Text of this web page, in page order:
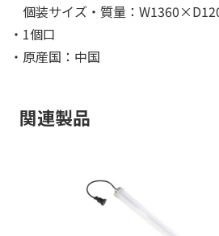
個装サイズ・質量：
・1個口
・原産国：中国
関連製品